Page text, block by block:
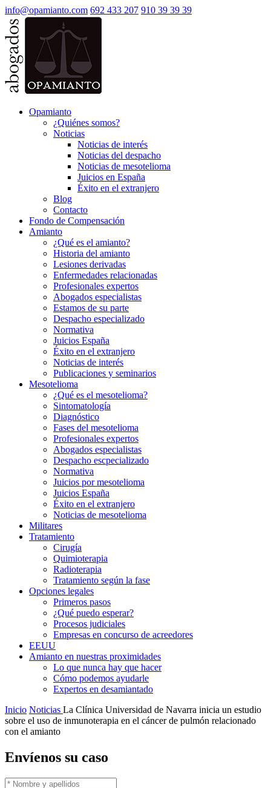
info@opamianto.com 692 433 207 910 39 39 39
Opamianto
¿Quiénes somos?
Noticias
Noticias de interés
Noticias del despacho
Noticias de mesotelioma
Juicios en España
Éxito en el extranjero
Blog
Contacto
Fondo de Compensación
Amianto
¿Qué es el amianto?
Historia del amianto
Lesiones derivadas
Enfermedades relacionadas
Profesionales expertos
Abogados especialistas
Estamos de su parte
Despacho especializado
Normativa
Juicios España
Éxito en el extranjero
Noticias de interés
Publicaciones y seminarios
Mesotelioma
¿Qué es el mesotelioma?
Sintomatología
Diagnóstico
Fases del mesotelioma
Profesionales expertos
Abogados especialistas
Despacho escpecializado
Normativa
Juicios por mesotelioma
Juicios España
Éxito en el extranjero
Noticias de mesotelioma
Militares
Tratamiento
Cirugía
Quimioterapia
Radioterapia
Tratamiento según la fase
Opciones legales
Primeros pasos
¿Qué puedo esperar?
Procesos judiciales
Empresas en concurso de acreedores
EEUU
Amianto en nuestras proximidades
Lo que nunca hay que hacer
Cómo podemos ayudarle
Expertos en desamiantado
Inicio Noticias La Clínica Universidad de Navarra inicia un estudio
sobre el uso de inmunoterapia en el cáncer de pulmón relacionado
con el amianto
Envíenos su caso